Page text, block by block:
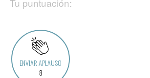
Tu puntuación:
ENVIAR APLAUSO
8